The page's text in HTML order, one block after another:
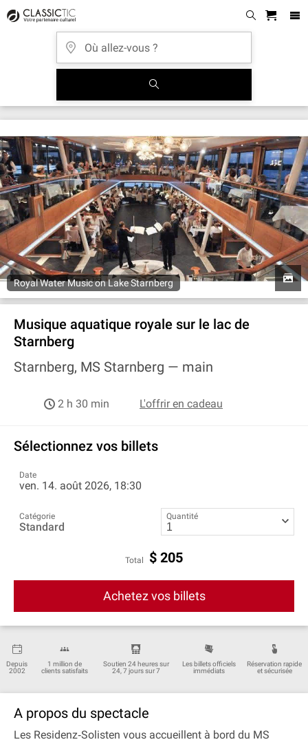
Royal Water Music on Lake Starnberg
Musique aquatique royale sur le lac de
Starnberg
Starnberg, MS Starnberg — main
2 h 30 min L'offrir en cadeau
Sélectionnez vos billets
Date
ven. 14. août 2026, 18:30
Catégorie
Standard
Quantité
Total $ 205
Achetez vos billets
Depuis
2002
1 million de
clients satisfaits
Soutien 24 heures sur
24, 7 jours sur 7
Les billets officiels
immédiats
Réservation rapide
et sécurisée
A propos du spectacle
Les Residenz‐Solisten vous accueillent à bord du MS